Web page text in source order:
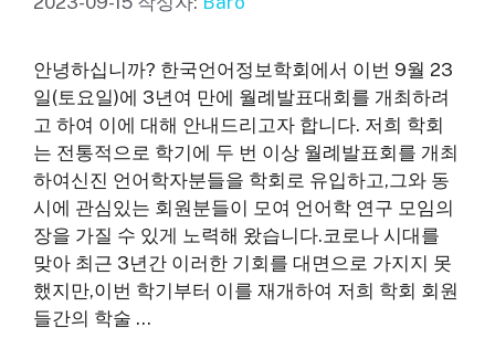
안녕하십니까? 한국언어정보학회에서 이번 9월 23
일(토요일)에 3년여 만에 월례발표대회를 개최하려
고 하여 이에 대해 안내드리고자 합니다. 저희 학회
는 전통적으로 학기에 두 번 이상 월례발표회를 개최
하여신진 언어학자분들을 학회로 유입하고,그와 동
시에 관심있는 회원분들이 모여 언어학 연구 모임의
장을 가질 수 있게 노력해 왔습니다.코로나 시대를
맞아 최근 3년간 이러한 기회를 대면으로 가지지 못
했지만,이번 학기부터 이를 재개하여 저희 학회 회원
들간의 학술 …